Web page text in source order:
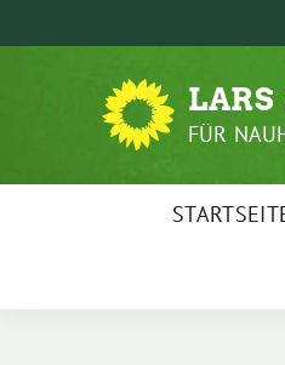
zum
FÜR